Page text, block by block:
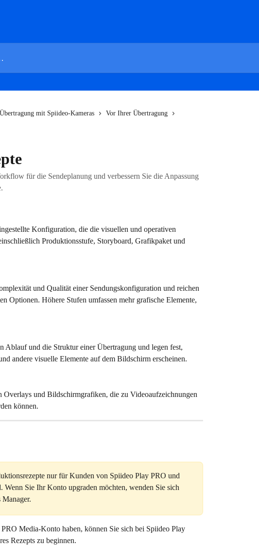
Übertragung mit Spiideo-Kameras
Vor Ihrer Übertragung
für die Sendeplanung und verbessern Sie die Anpassung
Konfiguration, die die visuellen und operativen
Produktionsstufe, Storyboard, Grafikpaket und
und Qualität einer Sendungskonfiguration und reichen
Optionen. Höhere Stufen umfassen mehr grafische Elemente,
Ablauf und die Struktur einer Übertragung und legen fest,
andere visuelle Elemente auf dem Bildschirm erscheinen.
Overlays und Bildschirmgrafiken, die zu Videoaufzeichnungen
können.
nur für Kunden von Spiideo Play PRO und
Wenn Sie Ihr Konto upgraden möchten, wenden Sie sich
Manager.
Media-Konto haben, können Sie sich bei Spiideo Play
Rezepts zu beginnen.